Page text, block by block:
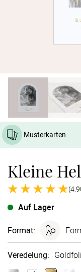
Musterkarten
Kleine
Auf Lager
Format:
Veredelung: